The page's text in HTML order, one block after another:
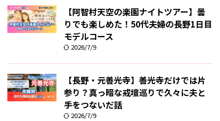
【阿智村天空の楽園ナイトツアー】曇
りでも楽しめた！50代夫婦の長野1日目
モデルコース
2026/7/9
【長野・元善光寺】善光寺だけでは片
参り？真っ暗な戒壇巡りで久々に夫と
手をつないだ話
2026/7/9